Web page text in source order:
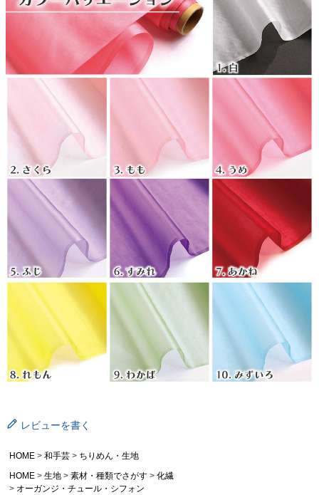
レビューを書く
HOME 和手芸
ちりめん・生地
HOME
生地 素材・種類でさがす
化繊
オーガンジ・チュール・シフォン